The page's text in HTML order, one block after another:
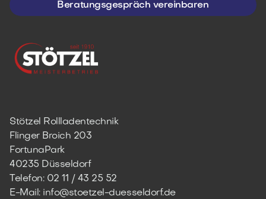
Beratungsgespräch vereinbaren
Stötzel Rollladentechnik
Flinger Broich 203
FortunaPark
40235 Düsseldorf
Telefon: 02 11 / 43 25 52
E-Mail: info@stoetzel-duesseldorf.de